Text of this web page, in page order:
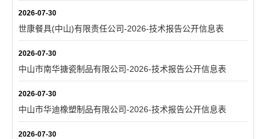
2026-07-30
世康餐具(中山)有限责任公司-2026-技术报告公开信息表
2026-07-30
中山市南华搪瓷制品有限公司-2026-技术报告公开信息表
2026-07-30
中山市华迪橡塑制品有限公司-2026-技术报告公开信息表
2026-07-30